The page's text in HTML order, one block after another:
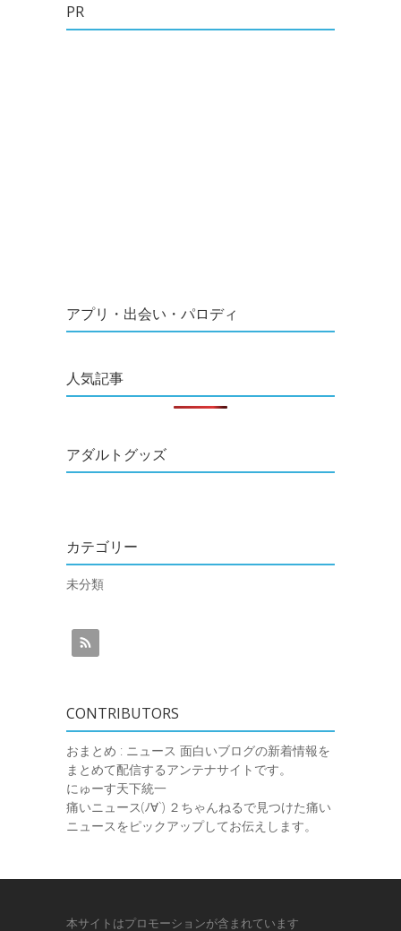
PR
アプリ・出会い・パロディ
人気記事
アダルトグッズ
カテゴリー
未分類
CONTRIBUTORS
おまとめ : ニュース 面白いブログの新着情報を
まとめて配信するアンテナサイトです。
にゅーす天下統一
痛いニュース(ﾉ∀`) ２ちゃんねるで見つけた痛い
ニュースをピックアップしてお伝えします。
本サイトはプロモーションが含まれています